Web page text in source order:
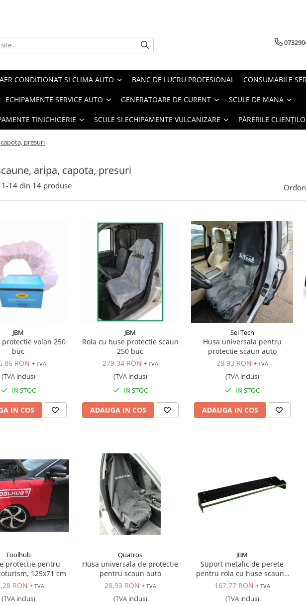
AER CONDITIONAT SI CLIMA AUTO BANC DE LUCRU PROFESIONAL CONSUMABILE
ECHIPAMENTE SERVICE AUTO GENERATOARE DE CURENT SCULE DE MANA
TINICHIGERIE SCULE SI ECHIPAMENTE VULCANIZARE PĂRERILE
presuri
aripa, capota, presuri
1-14 din 14 produse
JBM
protectie volan 250
buc
RON + TVA
(TVA inclus)
IN STOC
IN COS
JBM
Rola cu huse protectie scaun
250 buc
279,34 RON + TVA
(TVA inclus)
IN STOC
ADAUGA IN COS
Sel Tech
Husa universala pentru
protectie scaun auto
28,93 RON + TVA
(TVA inclus)
IN STOC
ADAUGA IN COS
Toolhub
protectie pentru
125x71 cm
RON + TVA
(TVA inclus)
Quatros
Husa universala de protectie
pentru scaun auto
28,93 RON + TVA
(TVA inclus)
JBM
Suport metalic de perete
pentru rola cu huse scaune
auto
167,77 RON + TVA
(TVA inclus)